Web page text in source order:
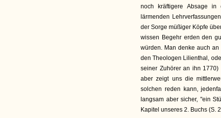
noch kräftigere Absage in
lärmenden
der Sorge müßiger Köpfe
wissen Begehr erden den
würden. Man denke auch
den Theologen Lilienthal,
seiner Zuhörer an ihn 1770)
aber zeigt uns die
solchen reden kann,
langsam aber sicher, "ein
Kapitel unseres 2. Buchs (S.